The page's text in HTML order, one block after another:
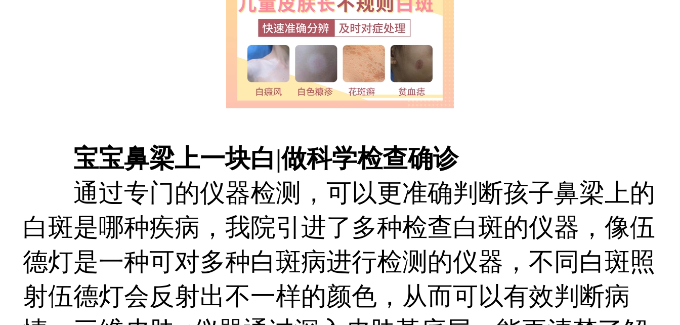
宝宝鼻梁上一块白|做科学检查确诊
通过专门的仪器检测，可以更准确判断孩子鼻梁上的
白斑是哪种疾病，我院引进了多种检查白斑的仪器，像伍
德灯是一种可对多种白斑病进行检测的仪器，不同白斑照
射伍德灯会反射出不一样的颜色，从而可以有效判断病